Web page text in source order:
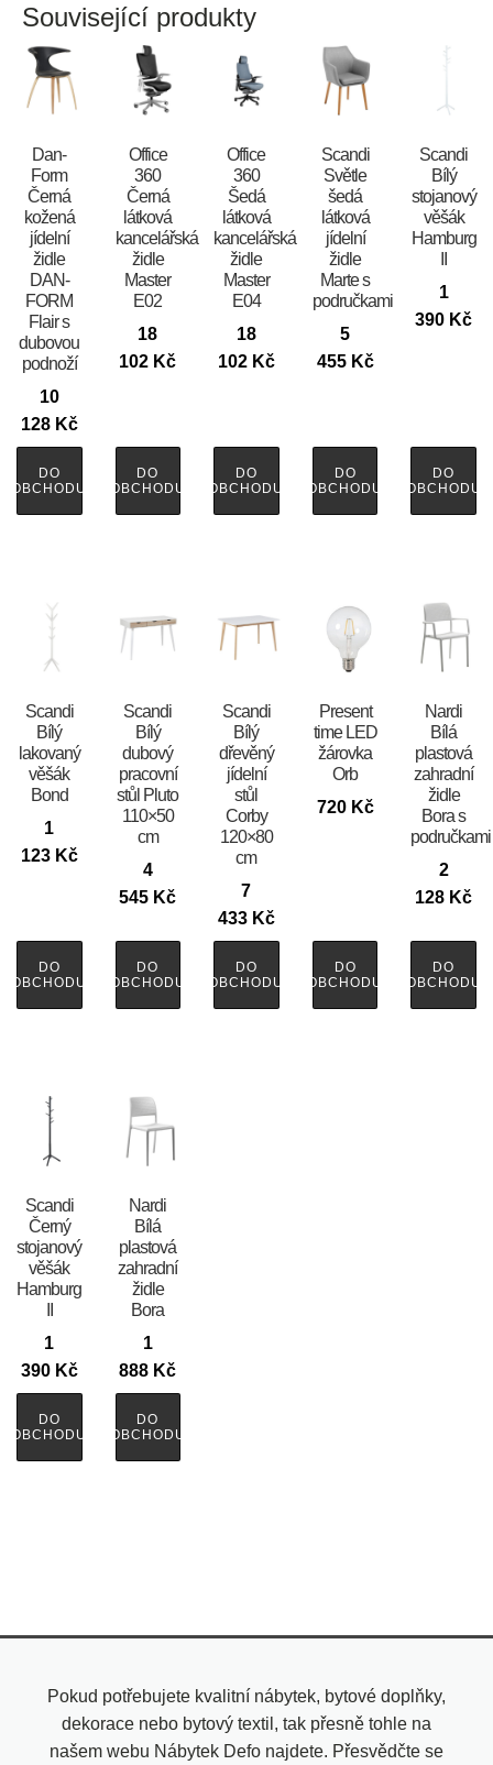
Související produkty
​​​​​Dan-
Form
Černá
kožená
jídelní
židle
DAN-
FORM
Flair s
dubovou
podnoží
10
128 Kč
DO
OBCHODU
Office
360
Černá
látková
kancelářská
židle
Master
E02
18
102 Kč
DO
OBCHODU
Office
360
Šedá
látková
kancelářská
židle
Master
E04
18
102 Kč
DO
OBCHODU
Scandi
Světle
šedá
látková
jídelní
židle
Marte s
područkami
5
455 Kč
DO
OBCHODU
Scandi
Bílý
stojanový
věšák
Hamburg
1
390 Kč
DO
OBCHODU
Scandi
Bílý
lakovaný
věšák
Bond
1
123 Kč
DO
OBCHODU
Scandi
Bílý
dubový
pracovní
stůl Pluto
110×50
cm
4
545 Kč
DO
OBCHODU
Scandi
Bílý
dřevěný
jídelní
stůl
Corby
120×80
cm
7
433 Kč
DO
OBCHODU
Present
time LED
žárovka
Orb
720 Kč
DO
OBCHODU
Nardi
Bílá
plastová
zahradní
židle
Bora s
područkami
2
128 Kč
DO
OBCHODU
Scandi
Černý
stojanový
věšák
Hamburg
1
390 Kč
DO
OBCHODU
Nardi
Bílá
plastová
zahradní
židle
Bora
1
888 Kč
DO
OBCHODU
Pokud potřebujete kvalitní nábytek, bytové doplňky,
dekorace nebo bytový textil, tak přesně tohle na
našem webu Nábytek Defo najdete. Přesvědčte se